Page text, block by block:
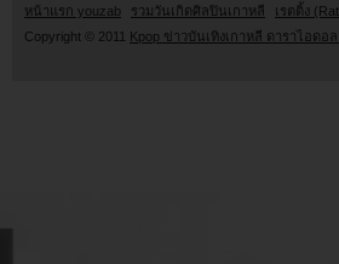
หน้าแรก youzab รวมวันเกิดศิลปินเกาหลี เรตติ้ง
Copyright © 2011 Kpop ข่าวบันเทิงเกาหลี ดาราไอด